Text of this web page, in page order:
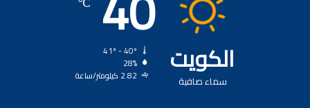
الكويت
سماء صافية
28%
2.82 كيلومتر/ساعة